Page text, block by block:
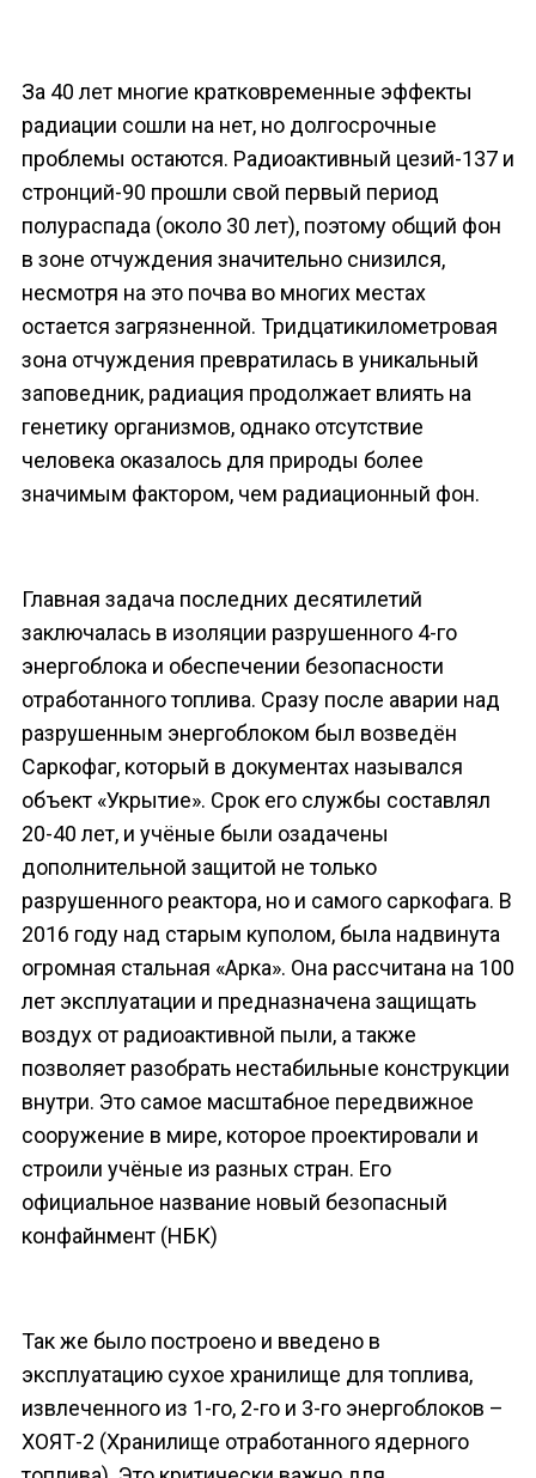
За 40 лет многие кратковременные эффекты
радиации сошли на нет, но долгосрочные
проблемы остаются. Радиоактивный цезий-137 и
стронций-90 прошли свой первый период
полураспада (около 30 лет), поэтому общий фон
в зоне отчуждения значительно снизился,
несмотря на это почва во многих местах
остается загрязненной. Тридцатикилометровая
зона отчуждения превратилась в уникальный
заповедник, радиация продолжает влиять на
генетику организмов, однако отсутствие
человека оказалось для природы более
значимым фактором, чем радиационный фон.
Главная задача последних десятилетий
заключалась в изоляции разрушенного 4-го
энергоблока и обеспечении безопасности
отработанного топлива. Сразу после аварии над
разрушенным энергоблоком был возведён
Саркофаг, который в документах назывался
объект «Укрытие». Срок его службы составлял
20-40 лет, и учёные были озадачены
дополнительной защитой не только
разрушенного реактора, но и самого саркофага. В
2016 году над старым куполом, была надвинута
огромная стальная «Арка». Она рассчитана на 100
лет эксплуатации и предназначена защищать
воздух от радиоактивной пыли, а также
позволяет разобрать нестабильные конструкции
внутри. Это самое масштабное передвижное
сооружение в мире, которое проектировали и
строили учёные из разных стран. Его
официальное название новый безопасный
конфайнмент (НБК)
Так же было построено и введено в
эксплуатацию сухое хранилище для топлива,
извлеченного из 1-го, 2-го и 3-го энергоблоков –
ХОЯТ-2 (Хранилище отработанного ядерного